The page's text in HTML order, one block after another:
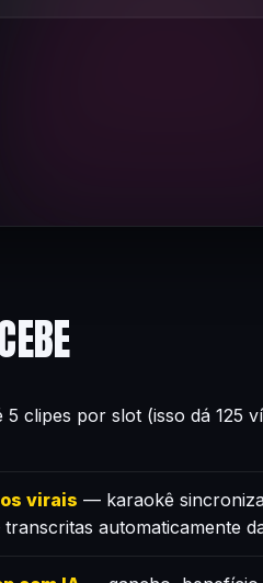
clipes por slot (isso dá 125
virais — karaokê
automaticamente